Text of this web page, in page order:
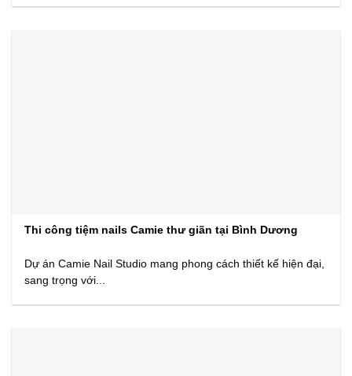
Thi công tiệm nails Camie thư giãn tại Bình Dương
Dự án Camie Nail Studio mang phong cách thiết kế hiện đại,
sang trọng với...